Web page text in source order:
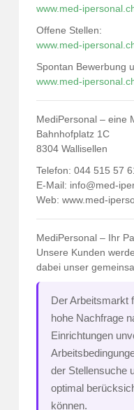
www.med-
Offene Stellen:
www.med-
Spontan Bewerbung
www.med-
MediPersonal – eine
Bahnhofplatz 1C
8304 Wallisellen
Telefon: 044 515 57
E-Mail: info@med-
Web: www.med-
MediPersonal – Ihr
Unsere Kunden
dabei unser
Der Arbeitsmarkt
hohe Nachfrage
Einrichtungen
der Stellensuche
optimal
können.